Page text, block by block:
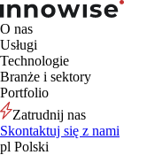
O nas
Usługi
Technologie
Branże i sektory
Portfolio
Zatrudnij nas
Skontaktuj się z nami
pl Polski